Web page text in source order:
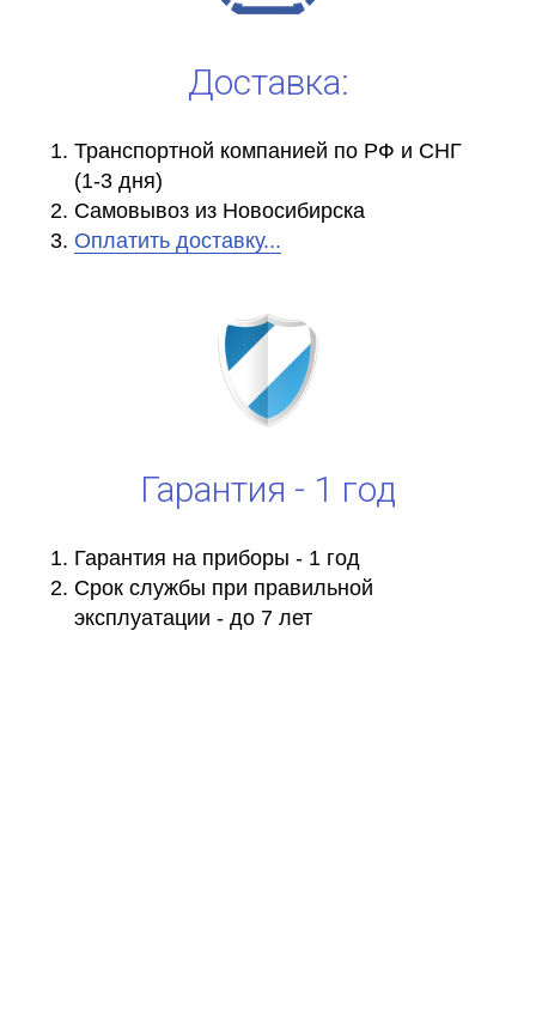
Доставка:
Транспортной компанией по РФ и СНГ
(1-3 дня)
Самовывоз из Новосибирска
Оплатить доставку...
Гарантия - 1 год
Гарантия на приборы - 1 год
Срок службы при правильной
эксплуатации - до 7 лет